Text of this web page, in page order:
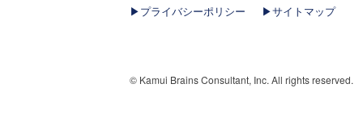
▶︎プライバシーポリシー ▶︎サイトマップ
© Kamui Brains Consultant, Inc. All rights reserved.